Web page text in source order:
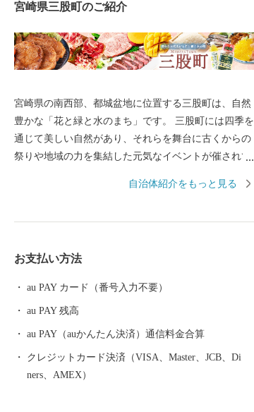
宮崎県三股町のご紹介
宮崎県の南西部、都城盆地に位置する三股町は、自然
豊かな「花と緑と水のまち」です。 三股町には四季を
通じて美しい自然があり、それらを舞台に古くからの
祭りや地域の力を集結した元気なイベントが催されて
む人はもちろん、初めて訪れる人も感じる魅力があふ
自治体紹介をもっと見る
お支払い方法
au PAY カード（番号入力不要）
au PAY 残高
au PAY（auかんたん決済）通信料金合算
クレジットカード決済（VISA、Master、JCB、Di
ners、AMEX）